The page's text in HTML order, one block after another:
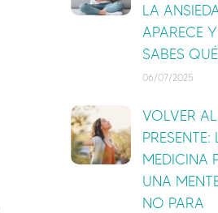
LA
APARECE
SABES
06/07/2025
VOLVER AL
PRESENTE:
MEDICINA
UNA
NO PARA